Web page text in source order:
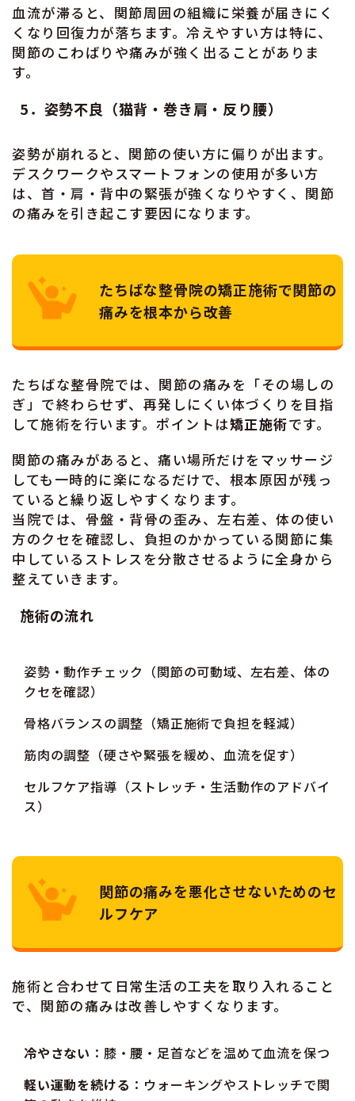
血流が滞ると、関節周囲の組織に栄養が届きにく
くなり回復力が落ちます。冷えやすい方は特に、
関節のこわばりや痛みが強く出ることがありま
す。
5．姿勢不良（猫背・巻き肩・反り腰）
姿勢が崩れると、関節の使い方に偏りが出ます。
デスクワークやスマートフォンの使用が多い方
は、首・肩・背中の緊張が強くなりやすく、関節
の痛みを引き起こす要因になります。
たちばな整骨院の矯正施術で関節の
痛みを根本から改善
たちばな整骨院では、関節の痛みを「その場しの
ぎ」で終わらせず、再発しにくい体づくりを目指
して施術を行います。ポイントは矯正施術です。
関節の痛みがあると、痛い場所だけをマッサージ
しても一時的に楽になるだけで、根本原因が残っ
ていると繰り返しやすくなります。
当院では、骨盤・背骨の歪み、左右差、体の使い
方のクセを確認し、負担のかかっている関節に集
中しているストレスを分散させるように全身から
整えていきます。
施術の流れ
姿勢・動作チェック（関節の可動域、左右差、体の
クセを確認）
骨格バランスの調整（矯正施術で負担を軽減）
筋肉の調整（硬さや緊張を緩め、血流を促す）
セルフケア指導（ストレッチ・生活動作のアドバイ
ス）
関節の痛みを悪化させないためのセ
ルフケア
施術と合わせて日常生活の工夫を取り入れること
で、関節の痛みは改善しやすくなります。
冷やさない ：膝・腰・足首などを温めて血流を保つ
軽い運動を続ける ：ウォーキングやストレッチで関